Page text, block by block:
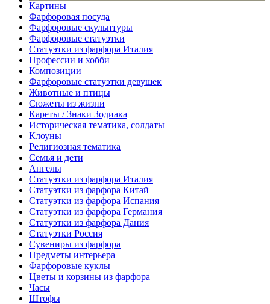
Картины
Фарфоровая посуда
Фарфоровые скульптуры
Фарфоровые статуэтки
Статуэтки из фарфора Италия
Профессии и хобби
Композиции
Фарфоровые статуэтки девушек
Животные и птицы
Сюжеты из жизни
Кареты / Знаки Зодиака
Историческая тематика, солдаты
Клоуны
Религиозная тематика
Семья и дети
Ангелы
Статуэтки из фарфора Италия
Статуэтки из фарфора Китай
Статуэтки из фарфора Испания
Статуэтки из фарфора Германия
Статуэтки из фарфора Дания
Статуэтки Россия
Сувениры из фарфора
Предметы интерьера
Фарфоровые куклы
Цветы и корзины из фарфора
Часы
Штофы